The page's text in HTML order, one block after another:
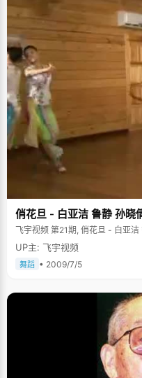
俏花旦 - 白亚洁 鲁静 孙晓
飞宇视频 第21期, 俏花旦 - 白亚
UP主: 飞宇视频
舞蹈 • 2009/7/5